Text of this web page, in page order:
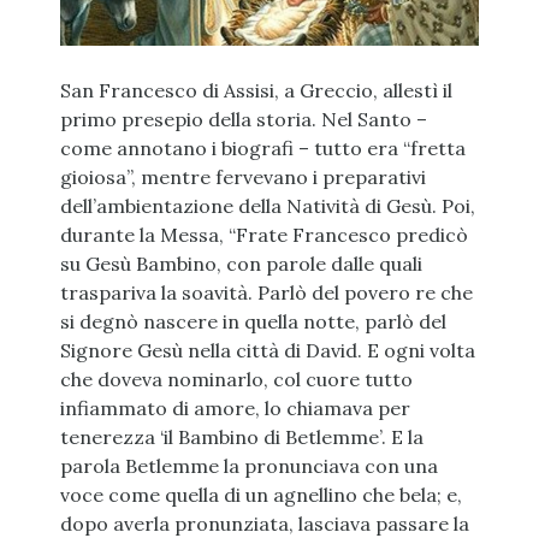
San Francesco di Assisi, a Greccio, allestì il
primo presepio della storia. Nel Santo –
come annotano i biografi – tutto era “fretta
gioiosa”, mentre fervevano i preparativi
dell’ambientazione della Natività di Gesù. Poi,
durante la Messa, “Frate Francesco predicò
su Gesù Bambino, con parole dalle quali
traspariva la soavità. Parlò del povero re che
si degnò nascere in quella notte, parlò del
Signore Gesù nella città di David. E ogni volta
che doveva nominarlo, col cuore tutto
infiammato di amore, lo chiamava per
tenerezza ‘il Bambino di Betlemme’. E la
parola Betlemme la pronunciava con una
voce come quella di un agnellino che bela; e,
dopo averla pronunziata, lasciava passare la